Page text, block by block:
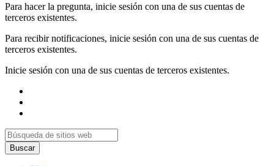
Para hacer la pregunta, inicie sesión con una de sus cuentas de
terceros existentes.
Para recibir notificaciones, inicie sesión con una de sus cuentas de
terceros existentes.
Inicie sesión con una de sus cuentas de terceros existentes.